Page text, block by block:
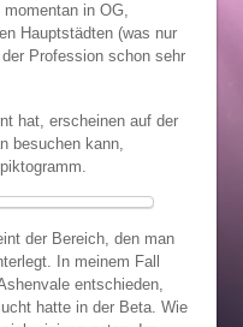
in OG,
Hauptstädten (was nur
Profession schon sehr
hat, erscheinen auf der
besuchen kann,
der Bereich, den man
In meinem Fall
entschieden,
hatte in der Beta. Wie